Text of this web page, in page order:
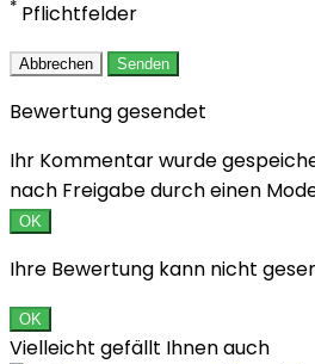
* Pflichtfelder
Abbrechen Senden
Bewertung gesendet
Ihr Kommentar wurde
nach Freigabe durch einen
OK
Ihre Bewertung kann nicht
OK
Vielleicht gefällt Ihnen auch